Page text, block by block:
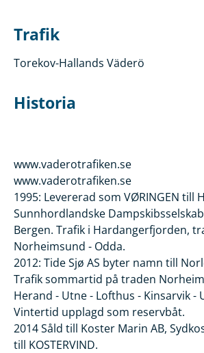
Trafik
Torekov-Hallands Väderö
Historia
www.vaderotrafiken.se
www.vaderotrafiken.se
1995: Levererad som VØRINGEN till
Sunnhordlandske Dampskibsselskab
Bergen. Trafik i Hardangerfjorden,
Norheimsund - Odda.
2012: Tide Sjø AS byter namn till
Trafik sommartid på traden
Herand - Utne - Lofthus - Kinsarvik -
Vintertid upplagd som reservbåt.
2014 Såld till Koster Marin AB,
till KOSTERVIND.